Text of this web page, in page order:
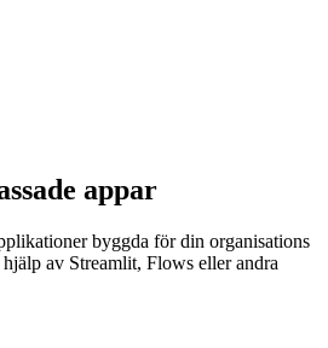
appar
byggda för din organisations
av Streamlit, Flows eller andra